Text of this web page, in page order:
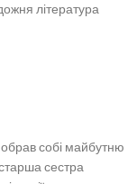
література
собі майбутню
сестра